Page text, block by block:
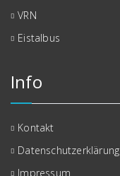
VRN
Eistalbus
Info
Kontakt
Datenschutzerklärung
Impressum